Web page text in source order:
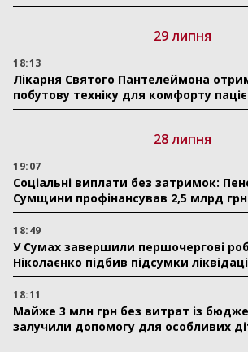
29 липня
18:13
Лікарня Святого Пантелеймона
побутову техніку для комфорту
28 липня
19:07
Соціальні виплати без затримок:
Сумщини профінансував 2,5 млрд грн
18:49
У Сумах завершили першочергові
Ніколаєнко підбив підсумки
18:11
Майже 3 млн грн без витрат із
залучили допомогу для особливих